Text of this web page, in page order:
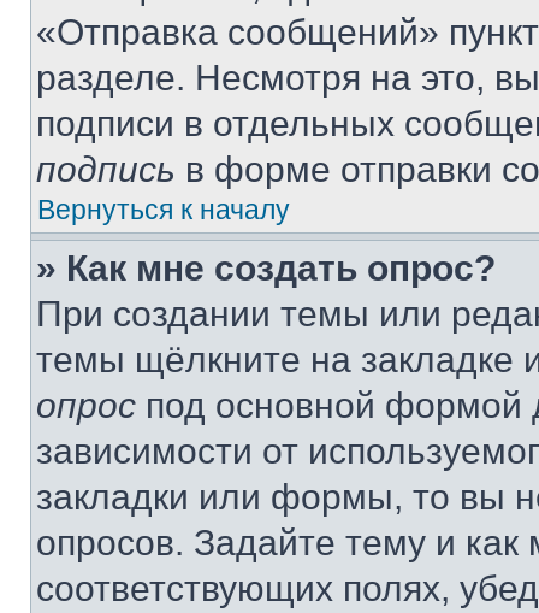
«Отправка сообщений»
разделе. Несмотря на это,
подписи в отдельных
подпись в форме отправки
Вернуться к началу
» Как мне создать опрос?
При создании темы или
темы щёлкните на
опрос под основной формой
зависимости от
закладки или формы, то вы
опросов. Задайте тему и
соответствующих полях,